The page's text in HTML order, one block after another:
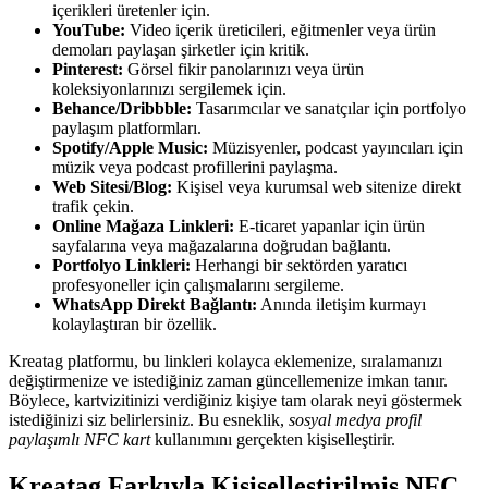
içerikleri üretenler için.
YouTube: Video içerik üreticileri, eğitmenler veya ürün
demoları paylaşan şirketler için kritik.
Pinterest: Görsel fikir panolarınızı veya ürün
koleksiyonlarınızı sergilemek için.
Behance/Dribbble: Tasarımcılar ve sanatçılar için portfolyo
paylaşım platformları.
Spotify/Apple Music: Müzisyenler, podcast yayıncıları için
müzik veya podcast profillerini paylaşma.
Web Sitesi/Blog: Kişisel veya kurumsal web sitenize direkt
trafik çekin.
Online Mağaza Linkleri: E-ticaret yapanlar için ürün
sayfalarına veya mağazalarına doğrudan bağlantı.
Portfolyo Linkleri: Herhangi bir sektörden yaratıcı
profesyoneller için çalışmalarını sergileme.
WhatsApp Direkt Bağlantı: Anında iletişim kurmayı
kolaylaştıran bir özellik.
Kreatag platformu, bu linkleri kolayca eklemenize, sıralamanızı
değiştirmenize ve istediğiniz zaman güncellemenize imkan tanır.
Böylece, kartvizitinizi verdiğiniz kişiye tam olarak neyi göstermek
istediğinizi siz belirlersiniz. Bu esneklik, sosyal medya profil
paylaşımlı NFC kartkullanımını gerçekten kişiselleştirir.